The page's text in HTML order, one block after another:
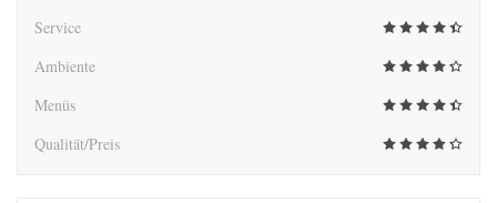
Service
Ambiente
Menüs
Qualität/Preis